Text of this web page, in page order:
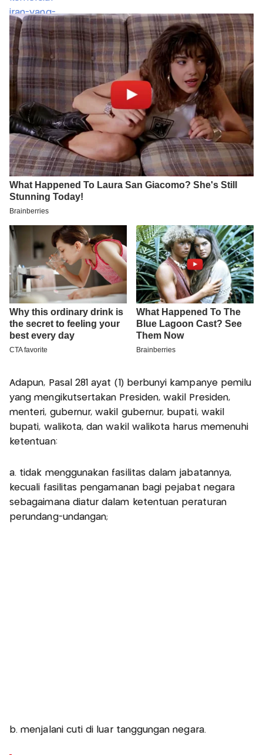
Adapun, Pasal 281 ayat (1) berbunyi kampanye pemilu
yang mengikutsertakan Presiden, wakil Presiden,
menteri, gubernur, wakil gubernur, bupati, wakil
bupati, walikota, dan wakil walikota harus memenuhi
ketentuan:
a. tidak menggunakan fasilitas dalam jabatannya,
kecuali fasilitas pengamanan bagi pejabat negara
sebagaimana diatur dalam ketentuan peraturan
perundang-undangan;
b. menjalani cuti di luar tanggungan negara.